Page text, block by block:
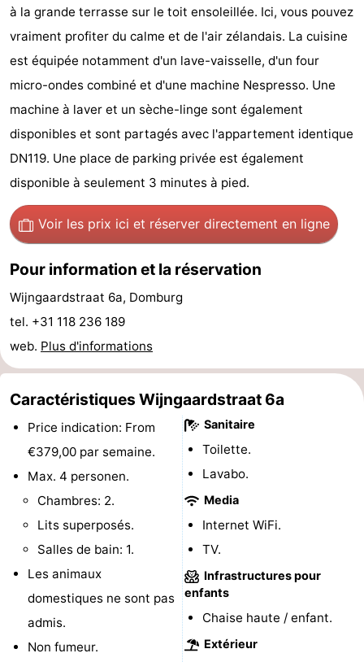
faire
d'intérêt
Musées
-
Monuments
Moulins
-
Phares
-
Points
de
Attractions
de
Aires
jeux
intérieures
-
Bowling
Parcours
de
golf
Centres
de
être
Villages
villes
Visites
guidées
Sports
-
Piscines
Faire
-
à la grande terrasse sur le toit ensoleillée. Ici, vous pouvez
vraiment profiter du calme et de l'air zélandais. La cuisine
est équipée notamment d'un lave-vaisselle, d'un four
micro-ondes combiné et d'une machine Nespresso. Une
machine à laver et un sèche-linge sont également
disponibles et sont partagés avec l'appartement identique
DN119. Une place de parking privée est également
disponible à seulement 3 minutes à pied.
Voir les prix ici et réserver directement en ligne
Pour information et la réservation
Wijngaardstraat 6a, Domburg
tel. +31 118 236 189
web. Plus d'informations
Caractéristiques Wijngaardstraat 6a
Price indication: From
€379,00 par semaine.
Max. 4 personen.
Chambres: 2.
Lits superposés.
Salles de bain: 1.
Les animaux
domestiques ne sont pas
admis.
Non fumeur.
Sanitaire
Toilette.
Lavabo.
Media
Internet WiFi.
TV.
Infrastructures pour
enfants
Chaise haute / enfant.
Extérieur